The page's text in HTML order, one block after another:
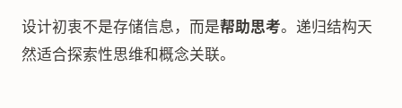
设计初衷不是存储信息，而是帮助思考。递归结构天
然适合探索性思维和概念关联。